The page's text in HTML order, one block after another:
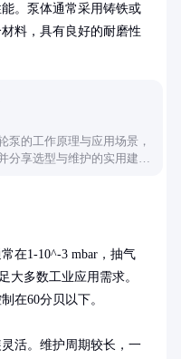
。泵体通常采用铸铁或
料，具有良好的耐磨性
泵的工作原理与应用场景，
分享选型与维护的实用建
在1-10^-3 mbar，抽气
大多数工业应用需求。
在60分贝以下。
活。维护周期较长，一